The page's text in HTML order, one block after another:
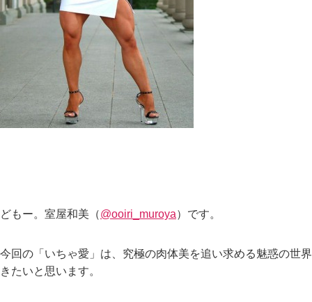
どもー。室屋和美（@ooiri_muroya）です。
今回の「いちゃ愛」は、究極の肉体美を追い求める魅惑の世
きたいと思います。